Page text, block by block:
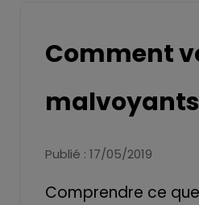
Comment
malvoyants
Publié : 17/05/2019
Comprendre ce